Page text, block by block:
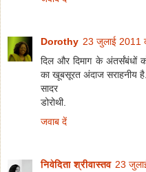
Dorothy 23 जुलाई 2011
दिल और दिमाग के
का खूबसूरत अंदाज सराहनीय
सादर
डोरोथी.
जवाब दें
निवेदिता श्रीवास्तव 23